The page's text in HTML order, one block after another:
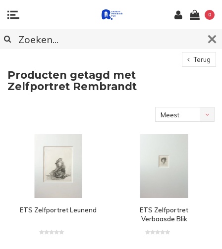
0
Terug
Producten getagd met
Zelfportret Rembrandt
Meest
ETS Zelfportret Leunend
ETS Zelfportret
Verbaasde Blik